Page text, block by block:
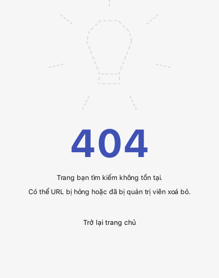
404
Trang bạn tìm kiếm không tồn tại.
Có thể URL bị hỏng hoặc đã bị quản trị viên xoá bỏ.
Trở lại trang chủ